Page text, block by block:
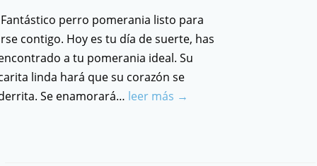
perro pomerania listo para
contigo. Hoy es tu día de suerte, has
a tu pomerania ideal. Su
linda hará que su corazón se
Se enamorará… leer más →